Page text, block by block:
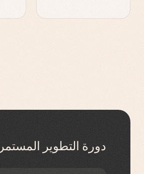
دورة التطوير المستمر